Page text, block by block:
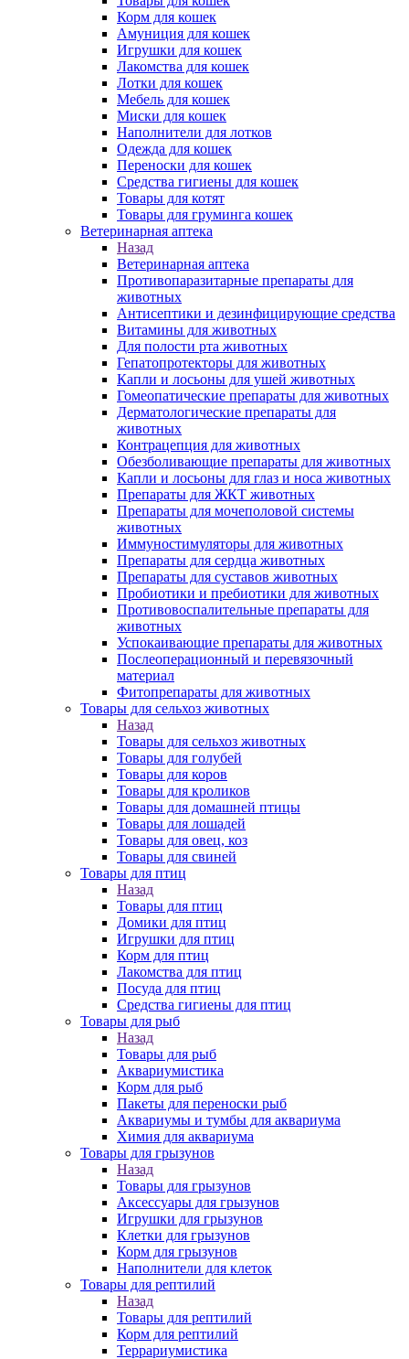
Корм для кошек
Амуниция для кошек
Игрушки для кошек
Лакомства для кошек
Лотки для кошек
Мебель для кошек
Миски для кошек
Наполнители для лотков
Одежда для кошек
Переноски для кошек
Средства гигиены для кошек
Товары для котят
Товары для груминга кошек
Ветеринарная аптека
Назад
Ветеринарная аптека
Противопаразитарные препараты для
животных
Антисептики и дезинфицирующие средства
Витамины для животных
Для полости рта животных
Гепатопротекторы для животных
Капли и лосьоны для ушей животных
Гомеопатические препараты для животных
Дерматологические препараты для
животных
Контрацепция для животных
Обезболивающие препараты для животных
Капли и лосьоны для глаз и носа животных
Препараты для ЖКТ животных
Препараты для мочеполовой системы
животных
Иммуностимуляторы для животных
Препараты для сердца животных
Препараты для суставов животных
Пробиотики и пребиотики для животных
Противовоспалительные препараты для
животных
Успокаивающие препараты для животных
Послеоперационный и перевязочный
материал
Фитопрепараты для животных
Товары для сельхоз животных
Назад
Товары для сельхоз животных
Товары для голубей
Товары для коров
Товары для кроликов
Товары для домашней птицы
Товары для лошадей
Товары для овец, коз
Товары для свиней
Товары для птиц
Назад
Товары для птиц
Домики для птиц
Игрушки для птиц
Корм для птиц
Лакомства для птиц
Посуда для птиц
Средства гигиены для птиц
Товары для рыб
Назад
Товары для рыб
Аквариумистика
Корм для рыб
Пакеты для переноски рыб
Аквариумы и тумбы для аквариума
Химия для аквариума
Товары для грызунов
Назад
Товары для грызунов
Аксессуары для грызунов
Игрушки для грызунов
Клетки для грызунов
Корм для грызунов
Наполнители для клеток
Товары для рептилий
Назад
Товары для рептилий
Корм для рептилий
Террариумистика